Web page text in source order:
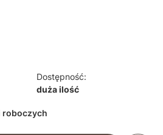
Dostępność:
duża ilość
roboczych